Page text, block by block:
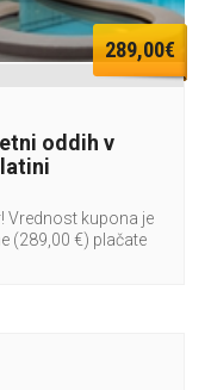
289,00€
oddih v
Vrednost kupona je
(289,00 €) plačate